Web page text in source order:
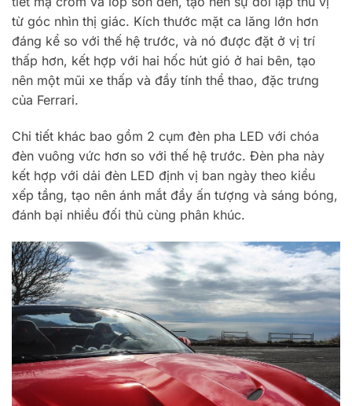
từ góc nhìn thị giác. Kích thước mặt ca lăng lớn hơn
đáng kể so với thế hệ trước, và nó được đặt ở vị trí
thấp hơn, kết hợp với hai hốc hút gió ở hai bên, tạo
nên một mũi xe thấp và đầy tính thể thao, đặc trưng
của Ferrari.
Chi tiết khác bao gồm 2 cụm đèn pha LED với chóa
đèn vuông vức hơn so với thế hệ trước. Đèn pha này
kết hợp với dải đèn LED định vị ban ngày theo kiểu
xếp tầng, tạo nên ánh mắt đầy ấn tượng và sáng bóng,
đánh bại nhiều đối thủ cùng phân khúc.